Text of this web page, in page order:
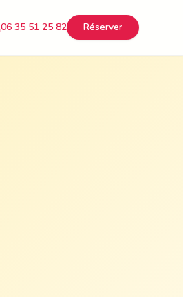
06 35 51 25 82 Réserver